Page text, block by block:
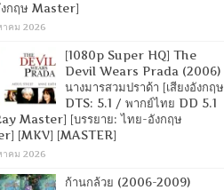
กฤษ Master]
าคม 2026
[1080p Super HQ] The
Devil Wears Prada (2006)
นางมารสวมปราด้า [เสียงอังกฤษ
DTS: 5.1 / พากย์ไทย DD 5.1
Master] [บรรยาย: ไทย-อังกฤษ
[MKV] [MASTER]
าคม 2026
ก้านกล้วย (2006-2009)